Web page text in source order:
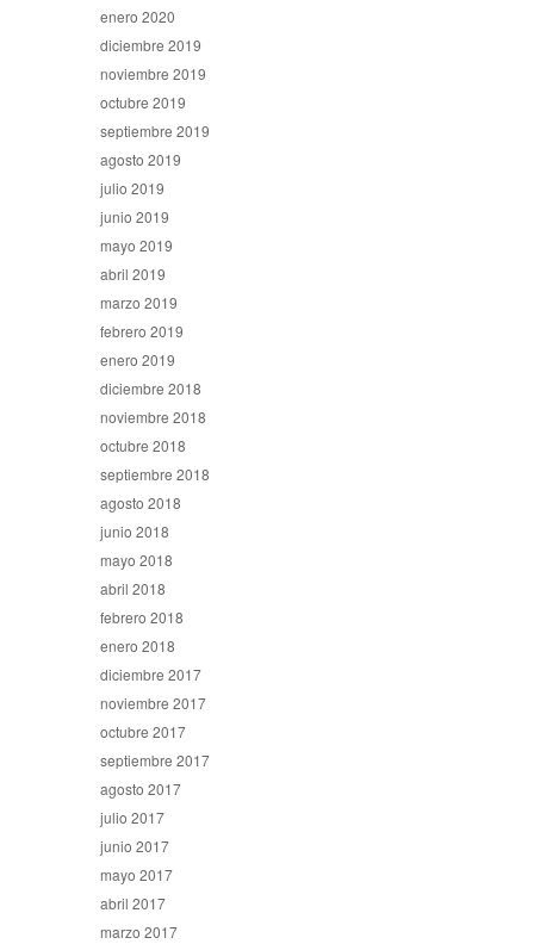
enero 2020
diciembre 2019
noviembre 2019
octubre 2019
septiembre 2019
agosto 2019
julio 2019
junio 2019
mayo 2019
abril 2019
marzo 2019
febrero 2019
enero 2019
diciembre 2018
noviembre 2018
octubre 2018
septiembre 2018
agosto 2018
junio 2018
mayo 2018
abril 2018
febrero 2018
enero 2018
diciembre 2017
noviembre 2017
octubre 2017
septiembre 2017
agosto 2017
julio 2017
junio 2017
mayo 2017
abril 2017
marzo 2017